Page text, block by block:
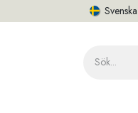
Svenska